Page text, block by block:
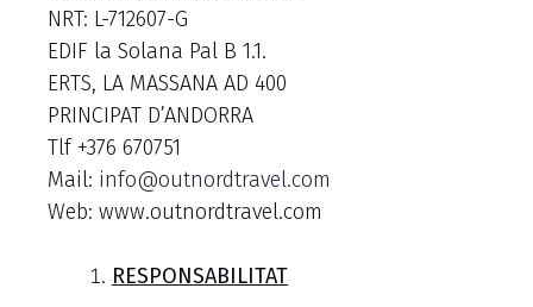
NRT: L-712607-G
EDIF la Solana Pal B 1.1.
ERTS, LA MASSANA AD 400
PRINCIPAT D’ANDORRA
Tlf +376 670751
Mail: info@outnordtravel.com
Web: www.outnordtravel.com
RESPONSABILITAT